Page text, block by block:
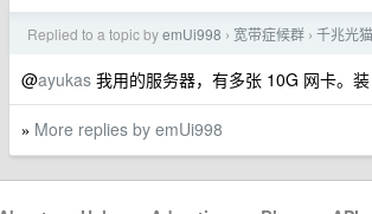
Replied to a topic byemUi998 › 宽带症候群 › 千兆光
@ayukas 我用的服务器，有多张 10G 网卡。
» More replies by emUi998